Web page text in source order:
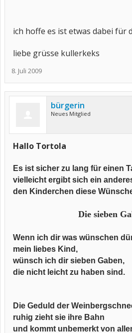
ich hoffe es ist etwas dabei für
liebe grüsse kullerkeks
8. Juli 2009
bürgerin
Neues Mitglied
Hallo Tortola
Es ist sicher zu lang für einen
vielleicht ergibt sich ein
den Kinderchen diese
Die sieben
Wenn ich dir was wünschen
mein liebes Kind,
wünsch ich dir sieben Gaben,
die nicht leicht zu haben sind.
Die Geduld der
ruhig zieht sie ihre Bahn
und kommt unbemerkt von